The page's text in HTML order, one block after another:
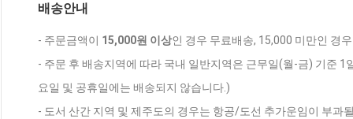
배송안내
- 주문금액이 15,000원 이상인 경우 무료배송, 15,000 미만인 경
- 주문 후 배송지역에 따라 국내 일반지역은 근무일(월-금) 기준
요일 및 공휴일에는 배송되지 않습니다.)
- 도서 산간 지역 및 제주도의 경우는 항공/도선 추가운임이 부과